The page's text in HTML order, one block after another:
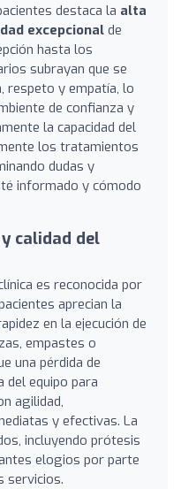
destaca la alta
excepcionalde
hasta los
subrayan que se
respeto y empatía, lo
de confianza y
la capacidad del
los tratamientos
dudas y
informado y cómodo
calidad del
es reconocida por
aprecian la
en la ejecución de
empastes o
una pérdida de
del equipo para
agilidad,
y efectivas. La
incluyendo prótesis
elogios por parte
servicios.